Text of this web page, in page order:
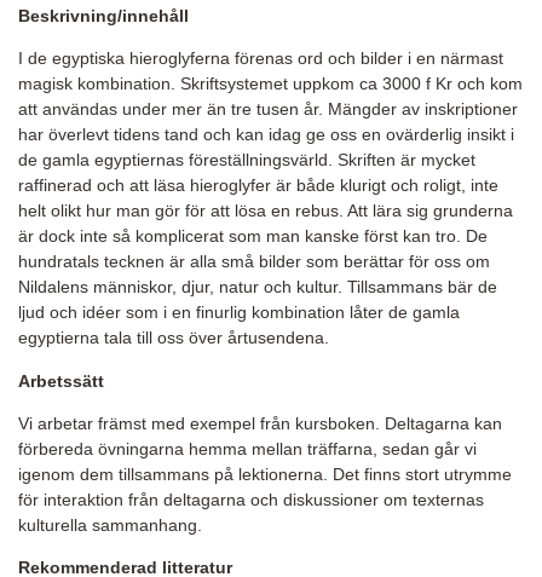
Beskrivning/innehåll
I de egyptiska hieroglyferna förenas ord och bilder i en närmast
magisk kombination. Skriftsystemet uppkom ca 3000 f Kr och kom
att användas under mer än tre tusen år. Mängder av inskriptioner
har överlevt tidens tand och kan idag ge oss en ovärderlig insikt i
de gamla egyptiernas föreställningsvärld. Skriften är mycket
raffinerad och att läsa hieroglyfer är både klurigt och roligt, inte
helt olikt hur man gör för att lösa en rebus. Att lära sig grunderna
är dock inte så komplicerat som man kanske först kan tro. De
hundratals tecknen är alla små bilder som berättar för oss om
Nildalens människor, djur, natur och kultur. Tillsammans bär de
ljud och idéer som i en finurlig kombination låter de gamla
egyptierna tala till oss över årtusendena.
Arbetssätt
Vi arbetar främst med exempel från kursboken. Deltagarna kan
förbereda övningarna hemma mellan träffarna, sedan går vi
igenom dem tillsammans på lektionerna. Det finns stort utrymme
för interaktion från deltagarna och diskussioner om texternas
kulturella sammanhang.
Rekommenderad litteratur